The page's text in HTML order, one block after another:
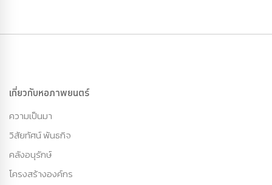
เกี่ยวกับหอภาพยนตร์
ความเป็นมา
วิสัยทัศน์ พันธกิจ
คลังอนุรักษ์
โครงสร้างองค์กร